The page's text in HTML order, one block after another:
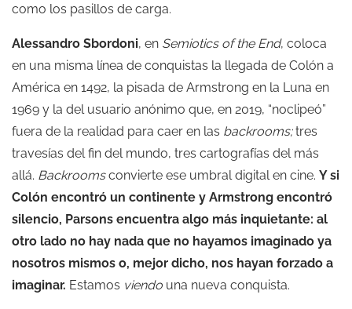
como los pasillos de carga.
Alessandro Sbordoni, en Semiotics of the End, coloca
en una misma línea de conquistas la llegada de Colón a
América en 1492, la pisada de Armstrong en la Luna en
1969 y la del usuario anónimo que, en 2019, “noclipeó”
fuera de la realidad para caer en las backrooms;tres
travesías del fin del mundo, tres cartografías del más
allá. Backroomsconvierte ese umbral digital en cine. Y si
Colón encontró un continente y Armstrong encontró
silencio, Parsons encuentra algo más inquietante: al
otro lado no hay nada que no hayamos imaginado ya
nosotros mismos o, mejor dicho, nos hayan forzado a
imaginar. Estamos viendo una nueva conquista.